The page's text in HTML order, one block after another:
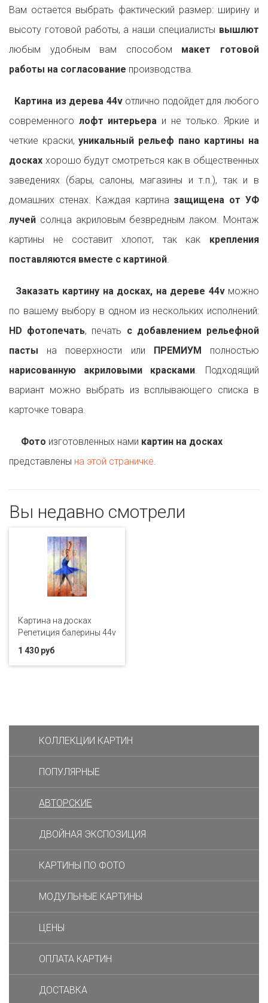
Вам остается выбрать фактический размер: ширину и
высоту готовой работы, а наши специалисты вышлют
любым удобным вам способом макет готовой
работы на согласование производства.
Картина из дерева 44vотлично подойдет для любого
современного лофт интерьера и не только. Яркие и
четкие краски,уникальный рельеф пано картины на
досках хорошо будут смотреться как в общественных
заведениях (бары, салоны, магазины и т.п.), так и в
домашних стенах. Каждая картина защищена от УФ
лучей солнца акриловым безвредным лаком. Монтаж
картины не составит хлопот, так как крепления
поставляются вместе с картиной.
Заказать картину на досках, на дереве 44vможно
по вашему выбору в одном из нескольких исполнений:
HD фотопечать, печать с добавлением рельефной
пасты на поверхности или ПРЕМИУМ
полностью
нарисованную акриловыми красками. Подходящий
вариант можно выбрать из всплывающего списка в
карточке товара.
Фото изготовленных нами картин на досках
представлены на этой страничке.
Вы недавно смотрели
Картина на досках
Репетиция балерины 44v
1 430 руб
КОЛЛЕКЦИИ КАРТИН
ПОПУЛЯРНЫЕ
АВТОРСКИЕ
ДВОЙНАЯ ЭКСПОЗИЦИЯ
КАРТИНЫ ПО ФОТО
МОДУЛЬНЫЕ КАРТИНЫ
ЦЕНЫ
ОПЛАТА КАРТИН
ДОСТАВКА